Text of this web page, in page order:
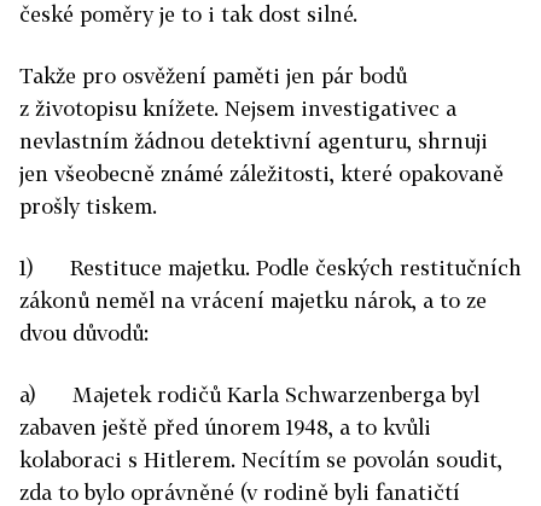
české poměry je to i tak dost silné.
Takže pro osvěžení paměti jen pár bodů
z životopisu knížete. Nejsem investigativec a
nevlastním žádnou detektivní agenturu, shrnuji
jen všeobecně známé záležitosti, které opakovaně
prošly tiskem.
1) Restituce majetku. Podle českých restitučních
zákonů neměl na vrácení majetku nárok, a to ze
dvou důvodů:
a) Majetek rodičů Karla Schwarzenberga byl
zabaven ještě před únorem 1948, a to kvůli
kolaboraci s Hitlerem. Necítím se povolán soudit,
zda to bylo oprávněné (v rodině byli fanatičtí